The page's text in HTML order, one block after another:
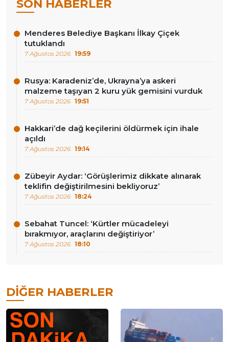
SON HABERLER
Menderes Belediye Başkanı İlkay Çiçek
tutuklandı
7 Ağustos 2026 19:59
Rusya: Karadeniz’de, Ukrayna’ya askeri
malzeme taşıyan 2 kuru yük gemisini vurduk
7 Ağustos 2026 19:51
Hakkari’de dağ keçilerini öldürmek için ihale
açıldı
7 Ağustos 2026 19:14
Zübeyir Aydar: ‘Görüşlerimiz dikkate alınarak
teklifin değiştirilmesini bekliyoruz’
7 Ağustos 2026 18:24
Sebahat Tuncel: ‘Kürtler mücadeleyi
bırakmıyor, araçlarını değiştiriyor’
7 Ağustos 2026 18:10
DIĞER HABERLER